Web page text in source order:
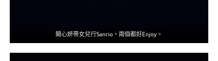
關心妍帶女兒行Sanrio，兩個都好Enjoy。